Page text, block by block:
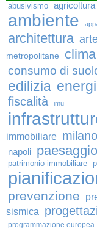
abusivismo agricoltura
ambiente
architettura
metropolitane
clima
consumo di
edilizia
fiscalità imu
immobiliare milano
napoli paesaggio
patrimonio immobiliare
prevenzione
sismica
programmazione europea